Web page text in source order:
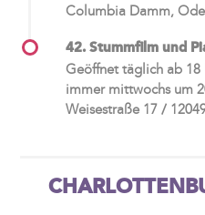
Columbia Damm,
42. Stummfilm und
Geöffnet täglich ab
immer mittwochs um
Weisestraße 17 /